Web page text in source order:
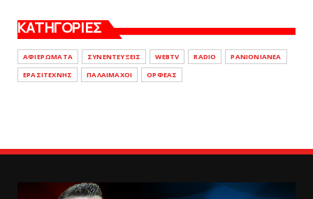
ΚΑΤΗΓΟΡΙΕΣ
ΑΦΙΕΡΩΜΑΤΑ ΣΥΝΕΝΤΕΥΞΕΙΣ WEBTV RADIO
PANIONIANEA
ΕΡΑΣΙΤΕΧΝΗΣ
ΠΑΛΑΙΜΑΧΟΙ ΟΡΦΕΑΣ